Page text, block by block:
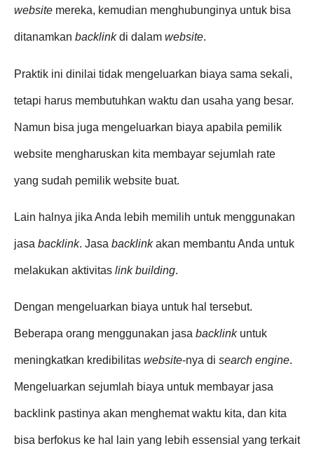
website mereka, kemudian menghubunginya untuk bisa
ditanamkan backlinkdi dalam website.
Praktik ini dinilai tidak mengeluarkan biaya sama sekali,
tetapi harus membutuhkan waktu dan usaha yang besar.
Namun bisa juga mengeluarkan biaya apabila pemilik
website mengharuskan kita membayar sejumlah rate
yang sudah pemilik website buat.
Lain halnya jika Anda lebih memilih untuk menggunakan
jasa backlink. Jasa backlinkakan membantu Anda untuk
melakukan aktivitas link building.
Dengan mengeluarkan biaya untuk hal tersebut.
Beberapa orang menggunakan jasa backlinkuntuk
meningkatkan kredibilitas website-nya di search engine.
Mengeluarkan sejumlah biaya untuk membayar jasa
backlink pastinya akan menghemat waktu kita, dan kita
bisa berfokus ke hal lain yang lebih essensial yang terkait